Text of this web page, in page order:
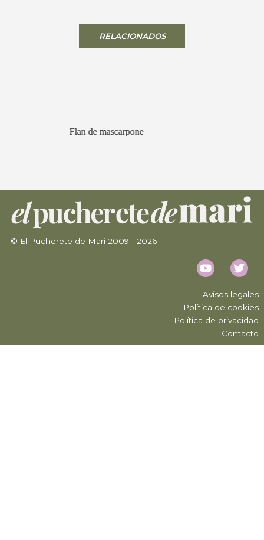
RELACIONADOS
Flan de mascarpone
© El Pucherete de Mari 2009 - 2026
Avisos legales
Política de cookies
Política de privacidad
Contacto